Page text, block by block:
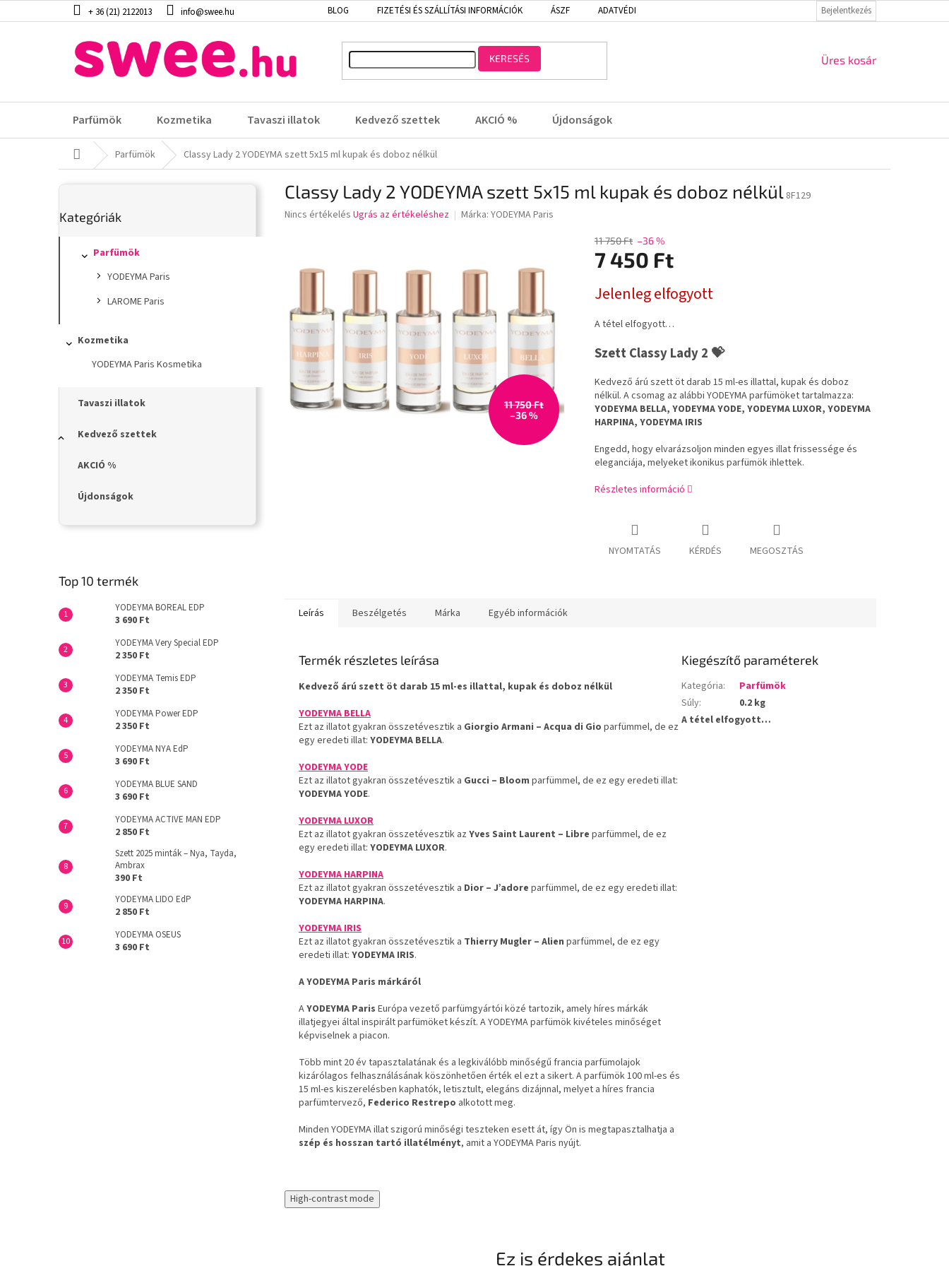
a
+ 36 (21) 2122013 info@swee.hu BLOG FIZETÉSI ÉS SZÁLLÍTÁSI INFORMÁCIÓK ÁSZF ADATVÉDELMI IRÁNYELVEK VISSZAKÜLDÉS ÉS REKLAMÁCIÓ
Bejelentkezés
KERESÉS KOSÁR
Üres kosár
Parfümök Kozmetika Tavaszi illatok Kedvező szettek AKCIÓ % Újdonságok
KezdőlapParfümök Classy Lady 2 YODEYMA szett 5x15 ml kupak és doboz nélkül
l
a
l
átugrása
Kategóriák
Parfümök
YODEYMA Paris
LAROME Paris
Kozmetika
YODEYMA Paris Kosmetika
Tavaszi illatok
Kedvező szettek
AKCIÓ %
Újdonságok
Top 10 termék
YODEYMA BOREAL EDP
3 690 Ft
YODEYMA Very Special EDP
2 350 Ft
YODEYMA Temis EDP
2 350 Ft
YODEYMA Power EDP
2 350 Ft
YODEYMA NYA EdP
3 690 Ft
YODEYMA BLUE SAND
3 690 Ft
YODEYMA ACTIVE MAN EDP
2 850 Ft
Szett 2025 minták – Nya, Tayda,
Ambrax
390 Ft
YODEYMA LIDO EdP
2 850 Ft
YODEYMA OSEUS
3 690 Ft
Classy Lady 2 YODEYMA szett 5x15 ml kupak és doboz nélkül 8F129
A
csillag.
Nincs értékelés Ugrás az értékeléshez Márka: YODEYMA Paris
11 750 Ft
–36 %
11 750 Ft –36 %
7 450 Ft
Jelenleg elfogyott
A tétel elfogyott…
Szett Classy Lady 2 💝
Kedvező árú szett öt darab 15 ml-es illattal, kupak és doboz
nélkül. A csomag az alábbi YODEYMA parfümöket tartalmazza:
YODEYMA BELLA, YODEYMA YODE, YODEYMA LUXOR, YODEYMA
HARPINA, YODEYMA IRIS
Engedd, hogy elvarázsoljon minden egyes illat frissessége és
eleganciája, melyeket ikonikus parfümök ihlettek.
Részletes információ
NYOMTATÁS KÉRDÉS MEGOSZTÁS
Leírás Beszélgetés Márka Egyéb információk
Termék részletes leírása
Kedvező árú szett öt darab 15 ml-es illattal, kupak és doboz nélkül
YODEYMA BELLA
Ezt az illatot gyakran összetévesztik a Giorgio Armani – Acqua di Gio parfümmel, de ez
egy eredeti illat: YODEYMA BELLA.
YODEYMA YODE
Ezt az illatot gyakran összetévesztik a Gucci – Bloom parfümmel, de ez egy eredeti illat:
YODEYMA YODE.
YODEYMA LUXOR
Ezt az illatot gyakran összetévesztik az Yves Saint Laurent – Libre parfümmel, de ez
egy eredeti illat: YODEYMA LUXOR.
YODEYMA HARPINA
Ezt az illatot gyakran összetévesztik a Dior – J’adore parfümmel, de ez egy eredeti illat:
YODEYMA HARPINA.
YODEYMA IRIS
Ezt az illatot gyakran összetévesztik a Thierry Mugler – Alien parfümmel, de ez egy
eredeti illat: YODEYMA IRIS.
A YODEYMA Paris márkáról
AYODEYMA Paris Európa vezető parfümgyártói közé tartozik, amely híres márkák
illatjegyei által inspirált parfümöket készít. A YODEYMA parfümök kivételes minőséget
képviselnek a piacon.
Több mint 20 év tapasztalatának és a legkiválóbb minőségű francia parfümolajok
kizárólagos felhasználásának köszönhetően érték el ezt a sikert. A parfümök 100 ml-es és
15 ml-es kiszerelésben kaphatók, letisztult, elegáns dizájnnal, melyet a híres francia
parfümtervező, Federico Restrepo alkotott meg.
Minden YODEYMA illat szigorú minőségi teszteken esett át, így Ön is megtapasztalhatja a
szép és hosszan tartó illatélményt, amit a YODEYMA Paris nyújt.
Kiegészítő paraméterek
Kategória:
Parfümök
Súly:
0.2 kg
A tétel elfogyott…
High-contrast mode
Ez is érdekes ajánlat